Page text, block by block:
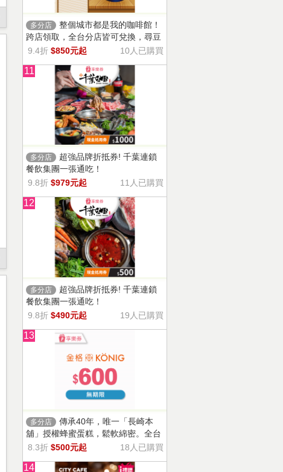
多分店
整個城市都是我的咖啡館！
跨店領取，全台分店皆可兌換，尋豆
師精選豆種，邀你一起鑑賞精品美味
9.4折 $850元起 10人已購買
11
多分店
超強品牌折抵券! 千葉連鎖
餐飲集團一張通吃！
9.8折 $979元起 11人已購買
12
多分店
超強品牌折抵券! 千葉連鎖
餐飲集團一張通吃！
9.8折 $490元起 19人已購買
13
多分店
傳承40年，唯一「長崎本
舖」授權蜂蜜蛋糕，鬆軟綿密。全台
13家門市適用，自選商品，幸福烘焙
8.3折 $500元起 18人已購買
14